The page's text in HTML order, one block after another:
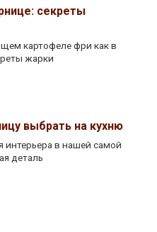
секреты
картофеле фри как в
жарки
выбрать на кухню
интерьера в нашей самой
деталь